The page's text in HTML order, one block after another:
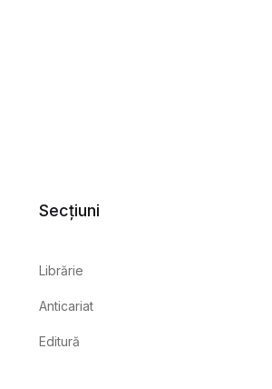
Secțiuni
Librărie
Anticariat
Editură